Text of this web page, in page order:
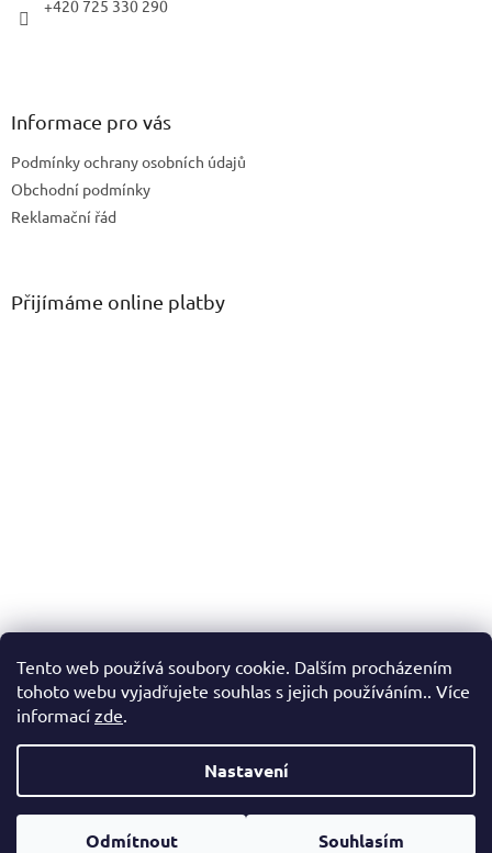
Tento web používá soubory cookie. Dalším procházením
tohoto webu vyjadřujete souhlas s jejich používáním.. Více
informací zde.
Nastavení
Odmítnout Souhlasím
+420 725 330 290
Informace pro vás
Podmínky ochrany osobních údajů
Obchodní podmínky
Reklamační řád
Přijímáme online platby
Vytvořil Shoptet
Copyright 2026FENERGY.CZ . Všechna práva vyhrazena.